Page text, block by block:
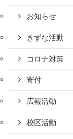
お知らせ
きずな活動
コロナ対策
寄付
広報活動
校区活動